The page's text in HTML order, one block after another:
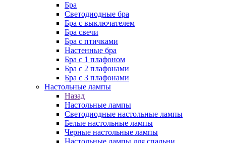
Бра
Светодиодные бра
Бра с выключателем
Бра свечи
Бра с птичками
Настенные бра
Бра с 1 плафоном
Бра с 2 плафонами
Бра с 3 плафонами
Настольные лампы
Назад
Настольные лампы
Светодиодные настольные лампы
Белые настольные лампы
Черные настольные лампы
Настольные лампы для спальни